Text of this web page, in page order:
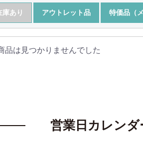
庫あり アウトレット品 特価品（
品は見つかりませんでした
営業日カレンダ